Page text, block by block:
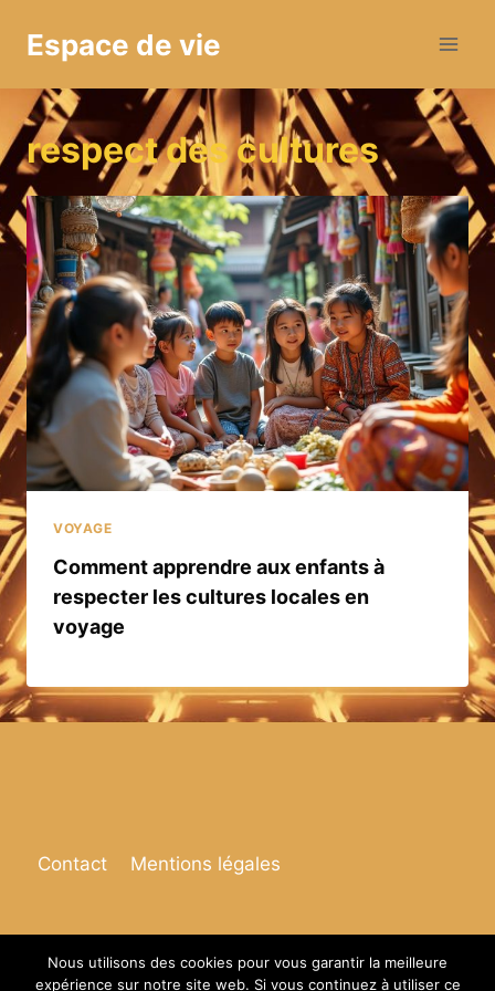
Espace de vie
respect des cultures
VOYAGE
Comment apprendre aux enfants à
respecter les cultures locales en
voyage
Contact Mentions légales
Nous utilisons des cookies pour vous garantir la meilleure
expérience sur notre site web. Si vous continuez à utiliser ce